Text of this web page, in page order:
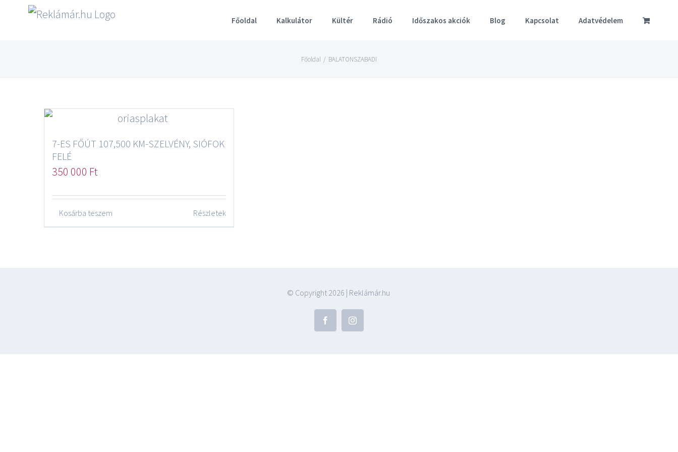
Főoldal Kalkulátor Kültér Rádió Időszakos akciók Blog Kapcsolat Adatvédelem
Főoldal / BALATONSZABADI
7-ES FŐÚT 107,500 KM-SZELVÉNY, SIÓFOK
FELÉ
350 000 Ft
Kosárba teszem Részletek
© Copyright 2026 | Reklámár.hu